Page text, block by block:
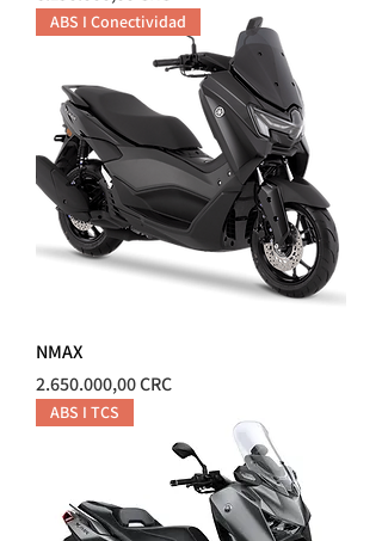
ABS I Conectividad
NMAX
Precio
2.650.000,00 CRC
ABS I TCS